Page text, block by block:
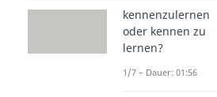
kennenzulernen
oder kennen zu
lernen?
1/7 – Dauer: 01:56